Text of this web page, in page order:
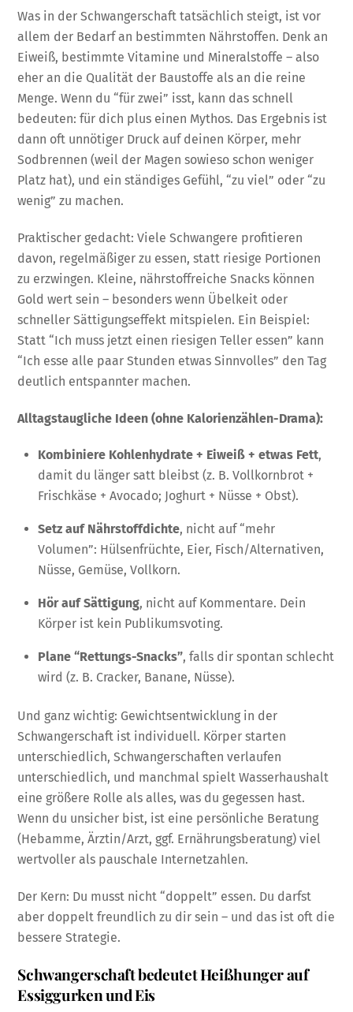
Was in der Schwangerschaft tatsächlich steigt, ist vor
allem der Bedarf an bestimmten Nährstoffen. Denk an
Eiweiß, bestimmte Vitamine und Mineralstoffe – also
eher an die Qualität der Baustoffe als an die reine
Menge. Wenn du “für zwei” isst, kann das schnell
bedeuten: für dich plus einen Mythos. Das Ergebnis ist
dann oft unnötiger Druck auf deinen Körper, mehr
Sodbrennen (weil der Magen sowieso schon weniger
Platz hat), und ein ständiges Gefühl, “zu viel” oder “zu
wenig” zu machen.
Praktischer gedacht: Viele Schwangere profitieren
davon, regelmäßiger zu essen, statt riesige Portionen
zu erzwingen. Kleine, nährstoffreiche Snacks können
Gold wert sein – besonders wenn Übelkeit oder
schneller Sättigungseffekt mitspielen. Ein Beispiel:
Statt “Ich muss jetzt einen riesigen Teller essen” kann
“Ich esse alle paar Stunden etwas Sinnvolles” den Tag
deutlich entspannter machen.
Alltagstaugliche Ideen (ohne Kalorienzählen-Drama):
Kombiniere Kohlenhydrate + Eiweiß + etwas Fett,
damit du länger satt bleibst (z. B. Vollkornbrot +
Frischkäse + Avocado; Joghurt + Nüsse + Obst).
Setz auf Nährstoffdichte, nicht auf “mehr
Volumen”: Hülsenfrüchte, Eier, Fisch/Alternativen,
Nüsse, Gemüse, Vollkorn.
Hör auf Sättigung, nicht auf Kommentare. Dein
Körper ist kein Publikumsvoting.
Plane “Rettungs-Snacks”, falls dir spontan schlecht
wird (z. B. Cracker, Banane, Nüsse).
Und ganz wichtig: Gewichtsentwicklung in der
Schwangerschaft ist individuell. Körper starten
unterschiedlich, Schwangerschaften verlaufen
unterschiedlich, und manchmal spielt Wasserhaushalt
eine größere Rolle als alles, was du gegessen hast.
Wenn du unsicher bist, ist eine persönliche Beratung
(Hebamme, Ärztin/Arzt, ggf. Ernährungsberatung) viel
wertvoller als pauschale Internetzahlen.
Der Kern: Du musst nicht “doppelt” essen. Du darfst
aber doppelt freundlich zu dir sein – und das ist oft die
bessere Strategie.
Schwangerschaft bedeutet Heißhunger auf
Essiggurken und Eis